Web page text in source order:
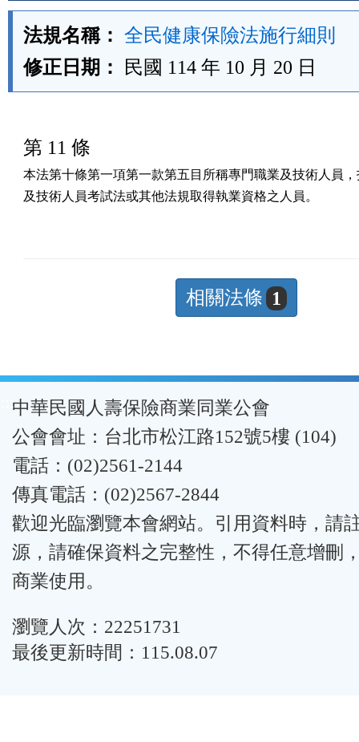
法規名稱： 全民健康保險法施行細則
修正日期：
民國 114 年 10 月 20 日
第 11 條
本法第十條第一項第一款第五目所稱專門職業及技術人員
及技術人員考試法或其他法規取得執業資格之人員。
相關法條 1
:::中華民國人壽保險商業同業公會
公會會址：台北市松江路152號5樓 (104)
電話：(02)2561-2144
傳真電話：(02)2567-2844
歡迎光臨瀏覽本會網站。引用資料時，請
源，請確保資料之完整性，不得任意增刪
商業使用。
瀏覽人次：22251731
最後更新時間：115.08.07